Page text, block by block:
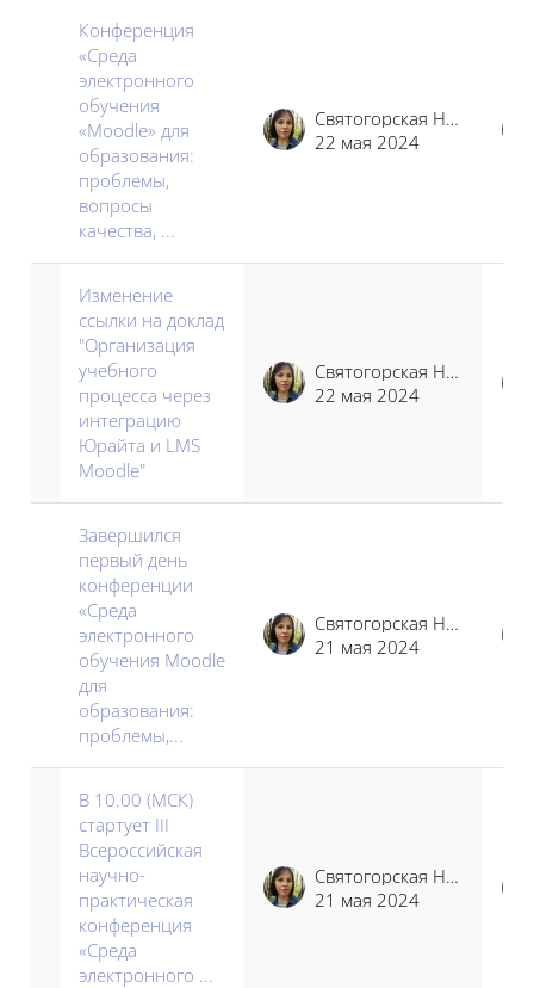
Конференция
«Среда
электронного
обучения
«Moodle» для
образования:
проблемы,
вопросы
качества, ...
Святогорская Наталья Владимировна
22 мая 2024
Изменение
ссылки на доклад
"Организация
учебного
процесса через
интеграцию
Юрайта и LMS
Moodle"
Святогорская Наталья Владимировна
22 мая 2024
Завершился
первый день
конференции
«Среда
электронного
обучения Moodle
для
образования:
проблемы,...
Святогорская Наталья Владимировна
21 мая 2024
В 10.00 (МСК)
стартует III
Всероссийская
научно-
практическая
конференция
«Среда
электронного ...
Святогорская Наталья Владимировна
21 мая 2024